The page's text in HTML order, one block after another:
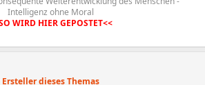
Intelligenz ohne Moral
WIRD HIER GEPOSTET<<
Ersteller dieses Themas